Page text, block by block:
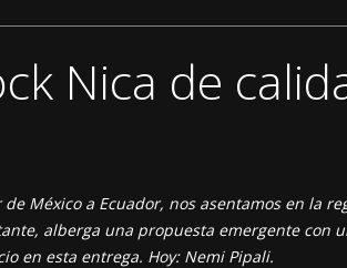
Nica de
México a Ecuador, nos asentamos en la
alberga una propuesta emergente con
en esta entrega. Hoy: Nemi Pipali.